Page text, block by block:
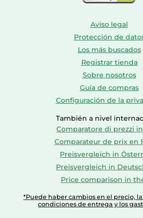
Aviso legal
Protección de
Los más buscados
Registrar tienda
Sobre nosotros
Guía de compras
Configuración de la
También a nivel
Comparatore di prezzi
Comparateur de prix en
Preisvergleich in
Preisvergleich in
Price comparison in
*Puede haber cambios en el precio,
condiciones de entrega y los